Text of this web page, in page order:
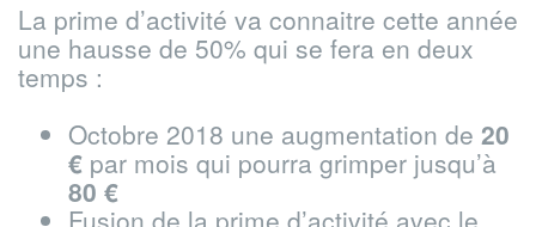
La prime d’activité va connaitre cette année
une hausse de 50% qui se fera en deux
temps :
Octobre 2018 une augmentation de 20
€ par mois qui pourra grimper jusqu’à
80 €